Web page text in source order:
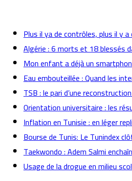
Plus il ya de contrôles, plus il y
Algérie : 6 morts et 18 blessés
Mon enfant a déjà un
Eau embouteillée : Quand les
TSB : le pari d’une
Orientation universitaire : les
Inflation en Tunisie : en léger
Bourse de Tunis: Le Tunindex
Taekwondo : Adem Salmi
Usage de la drogue en milieu